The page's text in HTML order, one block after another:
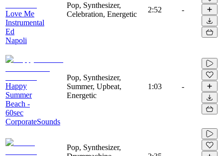
Love Me
Instrumental
Ed
Napoli
Pop, Synthesizer,
Celebration, Energetic
2:52 -
Happy
Summer
Beach -
60sec
CorporateSounds
Pop, Synthesizer,
Summer, Upbeat,
Energetic
1:03 -
Pop, Synthesizer,